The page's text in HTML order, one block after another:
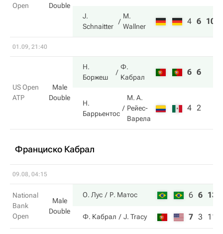
Open
Double
J.
Schnaitter
M.
Wallner
4 6 10
01.09, 21:40
US Open
ATP
Male
Double
Н.
Боржеш
Ф.
Кабрал
6 6
Н.
Баррьентос
М. А.
Рейес-
Варела
4 2
Франциско Кабрал
09.08, 04:15
National
Bank
Open
Male
Double
О. Лус Р. Матос 6 6 13
Ф. Кабрал J. Tracy 7 3 11